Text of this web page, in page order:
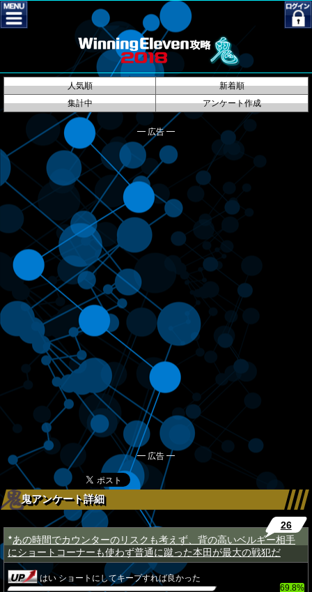
人気順
新着順
集計中
アンケート作成
━ 広告 ━
━ 広告 ━
鬼アンケート詳細
★ あの時間でカウンターのリスクも考えず、背の高いベルギー相手
にショートコーナーも使わず普通に蹴った本田が最大の戦犯だ
26
はい ショートにしてキープすれば良かった
69.8%